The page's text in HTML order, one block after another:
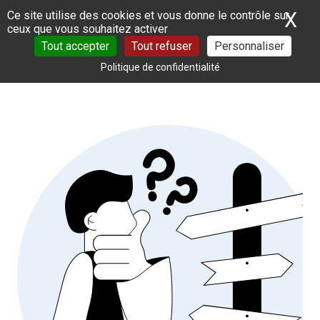
Panneau de gestion des cookies
Ce site utilise des cookies et vous donne le contrôle sur
ceux que vous souhaitez activer
Tout accepter
Tout refuser Personnaliser
Politique de confidentialité
X